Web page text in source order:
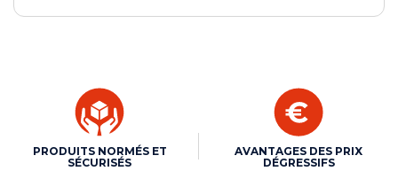
PRODUITS NORMÉS ET
SÉCURISÉS
AVANTAGES DES PRIX
DÉGRESSIFS